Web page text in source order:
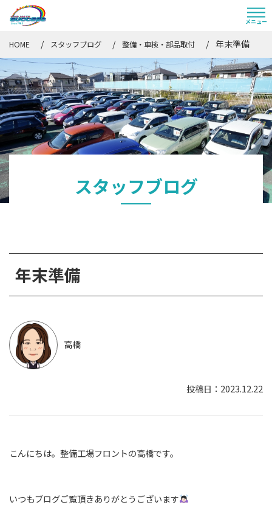
HOME スタッフブログ 整備・車検・部品取付 年末準備
スタッフブログ
年末準備
高橋
2023.12.22
こんにちは。整備工場フロントの高橋です。
いつもブログご覧頂きありがとうございます